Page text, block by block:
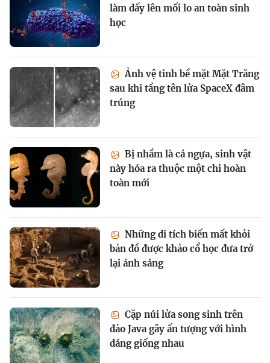
làm dấy lên mối lo an toàn sinh
học
Ảnh vệ tinh bề mặt Mặt Trăng
sau khi tầng tên lửa SpaceX đâm
trúng
Bị nhầm là cá ngựa, sinh vật
này hóa ra thuộc một chi hoàn
toàn mới
Những di tích biến mất khỏi
bản đồ được khảo cổ học đưa trở
lại ánh sáng
Cặp núi lửa song sinh trên
đảo Java gây ấn tượng với hình
dáng giống nhau